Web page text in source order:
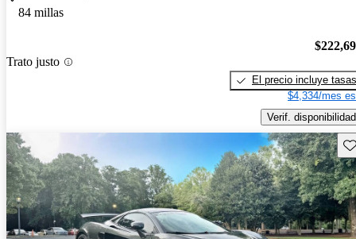
84 millas
Trato justo
El precio incluye tasas
$4,334/mes
Verif. disponibilidad